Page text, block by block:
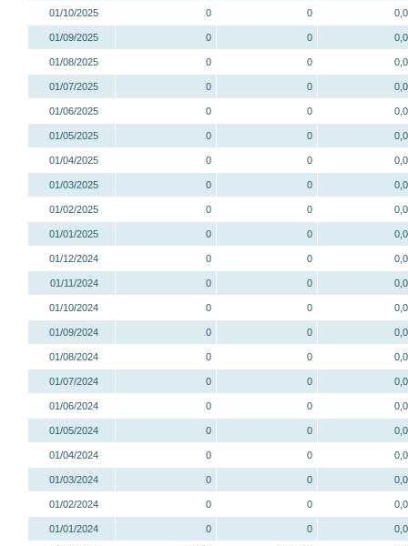
01/10/2025 0 0
01/09/2025 0 0
01/08/2025 0 0
01/07/2025 0 0
01/06/2025 0 0
01/05/2025 0 0
01/04/2025 0 0
01/03/2025 0 0
01/02/2025 0 0
01/01/2025 0 0
01/12/2024 0 0
01/11/2024 0 0
01/10/2024 0 0
01/09/2024 0 0
01/08/2024 0 0
01/07/2024 0 0
01/06/2024 0 0
01/05/2024 0 0
01/04/2024 0 0
01/03/2024 0 0
01/02/2024 0 0
01/01/2024 0 0